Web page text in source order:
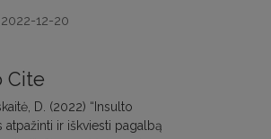
12-20
Cite
D. (2022) “Insulto
ir iškviesti pagalbą